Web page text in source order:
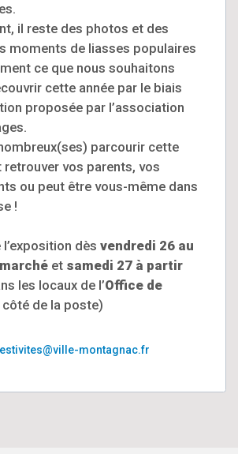
il reste des photos et des
moments de liasses populaires
ce que nous souhaitons
cette année par le biais
proposée par l’association
parcourir cette
vos parents, vos
ou peut être vous-même dans
!
l’exposition dèsvendredi 26 au
et samedi 27 à partir
les locaux de l’Office de
côté de la poste)
montagnac.fr